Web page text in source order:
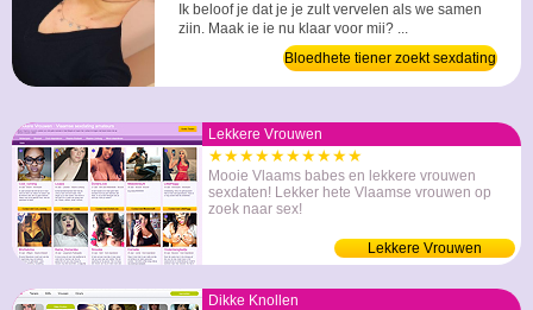
Ik beloof je dat je je zult vervelen als we samen
zijn. Maak je je nu klaar voor mij? ...
Bloedhete tiener zoekt sexdating
Lekkere Vrouwen
★★★★★★★★★★
Mooie Vlaams babes en lekkere vrouwen
sexdaten! Lekker hete Vlaamse vrouwen op
zoek naar sex!
Lekkere Vrouwen
Dikke Knollen